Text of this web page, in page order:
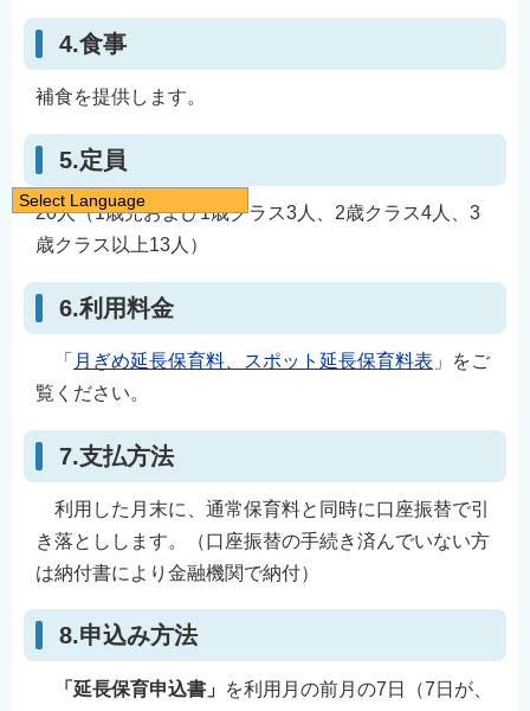
4.食事
補食を提供します。
5.定員
20人（1歳児および1歳クラス3人、2歳クラス4人、3
歳クラス以上13人）
6.利用料金
「 月ぎめ延長保育料、スポット延長保育料表 」をご
覧ください。
7.支払方法
利用した月末に、通常保育料と同時に口座振替で引
き落としします。（口座振替の手続き済んでいない方
は納付書により金融機関で納付）
8.申込み方法
「延長保育申込書」
を利用月の前月の7日（7日が、
Select Language
日本語
简体中文
Filipino